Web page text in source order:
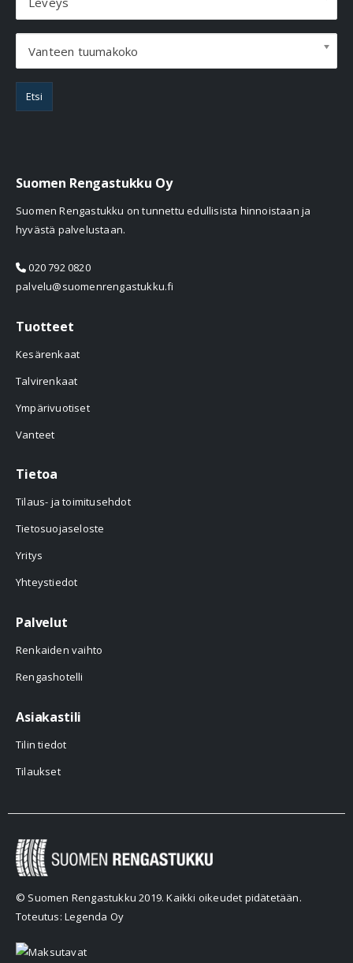
Vanteen tuumakoko
Etsi
Suomen Rengastukku Oy
Suomen Rengastukku on tunnettu edullisista hinnoistaan ja
hyvästä palvelustaan.
020 792 0820
palvelu@suomenrengastukku.fi
Tuotteet
Kesärenkaat
Talvirenkaat
Ympärivuotiset
Vanteet
Tietoa
Tilaus- ja toimitusehdot
Tietosuojaseloste
Yritys
Yhteystiedot
Palvelut
Renkaiden vaihto
Rengashotelli
Asiakastili
Tilin tiedot
Tilaukset
© Suomen Rengastukku 2019. Kaikki oikeudet pidätetään.
Toteutus: Legenda Oy